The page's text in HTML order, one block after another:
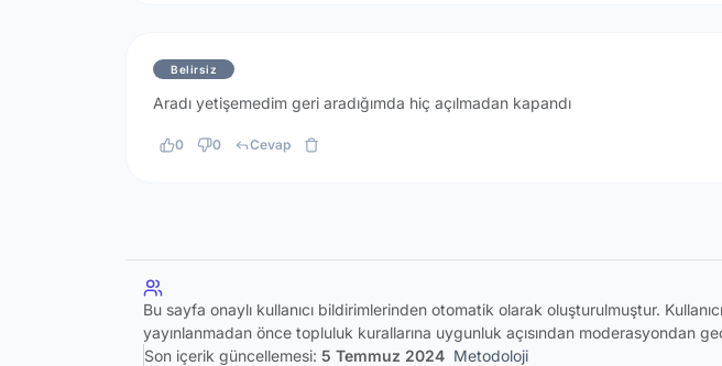
Belirsiz
Aradı yetişemedim geri aradığımda hiç açılmadan kapandı
0 0 Cevap
Bu sayfa onaylı kullanıcı bildirimlerinden otomatik olarak oluşturulmuştur.
yayınlanmadan önce topluluk kurallarına uygunluk açısından moderasyondan
Son içerik güncellemesi: 5 Temmuz 2024 Metodoloji